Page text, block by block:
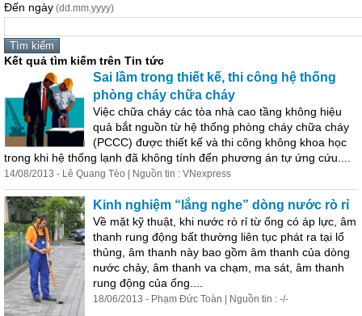
Đến ngày (dd.mm.yyyy)
Kết quả tìm kiếm trên Tin tức
Sai lầm trong thiết kế, thi công hệ thống
phòng cháy chữa cháy
Việc chữa cháy các tòa nhà cao tầng không hiệu
quả bắt nguồn từ hệ thống phòng cháy chữa cháy
(PCCC) được thiết kế và thi công không khoa học
trong khi hệ thống lạnh đã không tính đến phương án tự ứng cứu....
14/08/2013 - Lê Quang Tèo | Nguồn tin : VNexpress
Kinh nghiệm “lắng nghe” dòng nước rò rỉ
Về mặt kỹ thuật, khi nước rò rỉ từ ống có áp lực, âm
thanh rung động bất thường liên tục phát ra tại lổ
thủng, âm thanh này bao gồm âm thanh của dòng
nước chảy, âm thanh va chạm, ma sát, âm thanh
rung động của ống....
18/06/2013 - Phạm Đức Toàn | Nguồn tin : -/-